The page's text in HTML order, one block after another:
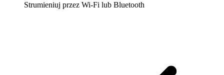
Strumieniuj przez Wi-Fi lub Bluetooth